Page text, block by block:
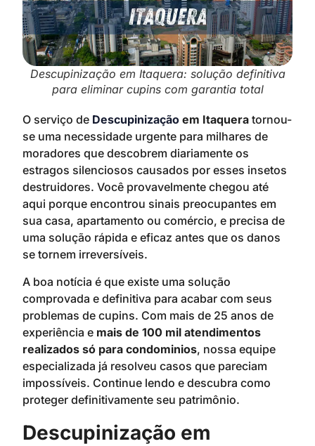
Descupinização em Itaquera: solução definitiva
para eliminar cupins com garantia total
O serviço de Descupinização em Itaquera tornou-
se uma necessidade urgente para milhares de
moradores que descobrem diariamente os
estragos silenciosos causados por esses insetos
destruidores. Você provavelmente chegou até
aqui porque encontrou sinais preocupantes em
sua casa, apartamento ou comércio, e precisa de
uma solução rápida e eficaz antes que os danos
se tornem irreversíveis.
A boa notícia é que existe uma solução
comprovada e definitiva para acabar com seus
problemas de cupins. Com mais de 25 anos de
experiência e mais de 100 mil atendimentos
realizados só para condominios, nossa equipe
especializada já resolveu casos que pareciam
impossíveis. Continue lendo e descubra como
proteger definitivamente seu patrimônio.
Descupinização em